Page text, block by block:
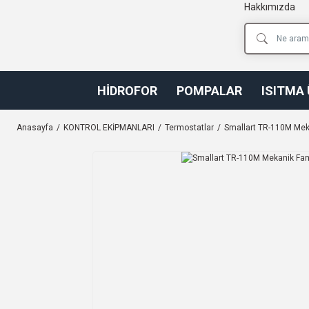
Hakkımızda
HİDROFOR POMPALAR ISITMA
Anasayfa KONTROL EKİPMANLARI Termostatlar Smallart TR-110M